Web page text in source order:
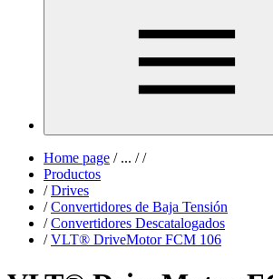
Home page /... / /
Productos
/ Drives
/ Convertidores de Baja Tensión
/ Convertidores Descatalogados
/ VLT® DriveMotor FCM 106